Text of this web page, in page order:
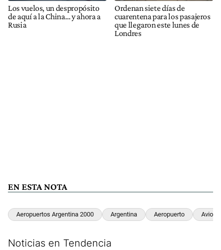
Los vuelos, un despropósito
de aquí a la China… y ahora a
Rusia
Ordenan siete días de
cuarentena para los pasajeros
que llegaron este lunes de
Londres
EN ESTA NOTA
Aeropuertos Argentina 2000 Argentina Aeropuerto
Noticias en Tendencia